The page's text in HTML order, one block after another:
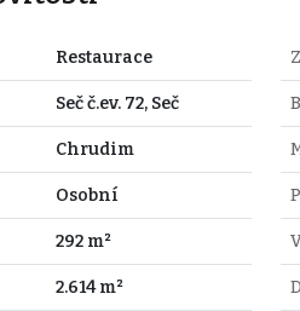
Restaurace
Seč č.ev. 72, Seč
Chrudim
Osobní
292 m²
2.614 m²